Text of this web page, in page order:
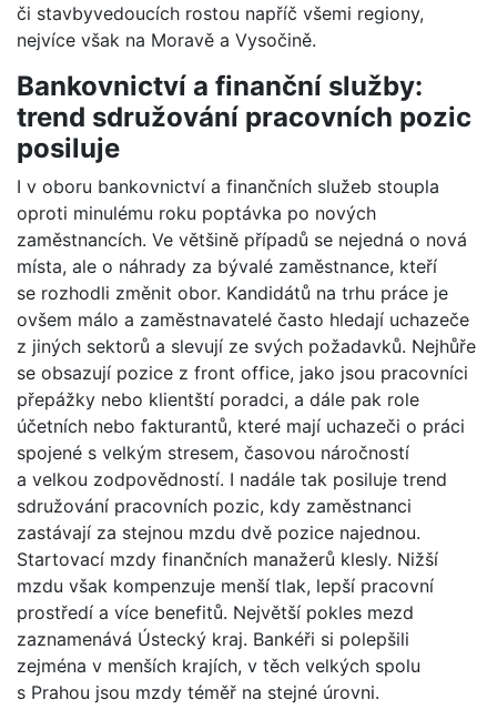
či stavbyvedoucích rostou napříč všemi regiony,
nejvíce však na Moravě a Vysočině.
Bankovnictví a finanční služby:
trend sdružování pracovních pozic
posiluje
I v oboru bankovnictví a finančních služeb stoupla
oproti minulému roku poptávka po nových
zaměstnancích. Ve většině případů se nejedná o nová
místa, ale o náhrady za bývalé zaměstnance, kteří
se rozhodli změnit obor. Kandidátů na trhu práce je
ovšem málo a zaměstnavatelé často hledají uchazeče
z jiných sektorů a slevují ze svých požadavků. Nejhůře
se obsazují pozice z front office, jako jsou pracovníci
přepážky nebo klientští poradci, a dále pak role
účetních nebo fakturantů, které mají uchazeči o práci
spojené s velkým stresem, časovou náročností
a velkou zodpovědností. I nadále tak posiluje trend
sdružování pracovních pozic, kdy zaměstnanci
zastávají za stejnou mzdu dvě pozice najednou.
Startovací mzdy finančních manažerů klesly. Nižší
mzdu však kompenzuje menší tlak, lepší pracovní
prostředí a více benefitů. Největší pokles mezd
zaznamenává Ústecký kraj. Bankéři si polepšili
zejména v menších krajích, v těch velkých spolu
s Prahou jsou mzdy téměř na stejné úrovni.